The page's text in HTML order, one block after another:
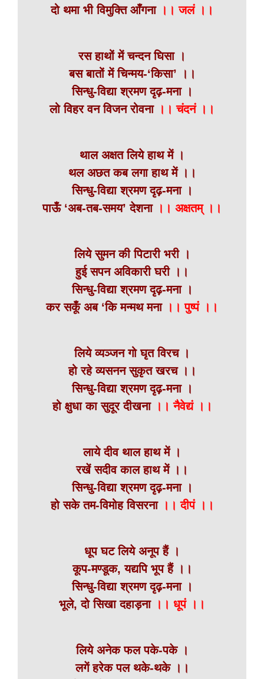
दो थमा भी विमुक्ति आँगना।। जलं ।।
रस हाथों में चन्दन घिसा ।
बस बातों में चिन्मय-‘किसा’ ।।
सिन्धु-विद्या श्रमण दृढ़-मना ।
लो विहर वन विजन रोवना ।। चंदनं ।।
थाल अक्षत लिये हाथ में ।
थल अछत कब लगा हाथ में ।।
सिन्धु-विद्या श्रमण दृढ़-मना ।
पाऊँ ‘अब-तब-समय’ देशना।। अक्षतम् ।।
लिये सुमन की पिटारी भरी ।
हुई सपन अविकारी घरी ।।
सिन्धु-विद्या श्रमण दृढ़-मना ।
कर सकूँ अब ‘कि मन्मथ मना ।। पुष्पं ।।
लिये व्यञ्जन गो घृत विरच ।
हो रहे व्यसनन सुकृत खरच ।।
सिन्धु-विद्या श्रमण दृढ़-मना ।
हो क्षुधा का सुदूर दीखना ।। नैवेद्यं ।।
लाये दीव थाल हाथ में ।
रखें सदीव काल हाथ में ।।
सिन्धु-विद्या श्रमण दृढ़-मना ।
हो सके तम-विमोह विसरना ।। दीपं ।।
धूप घट लिये अनूप हैं ।
कूप-मण्डूक, यद्यपि भूप हैं ।।
सिन्धु-विद्या श्रमण दृढ़-मना ।
भूले, दो सिखा दहाड़ना।। धूपं ।।
लिये अनेक फल पके-पके ।
लगें हरेक पल थके-थके ।।